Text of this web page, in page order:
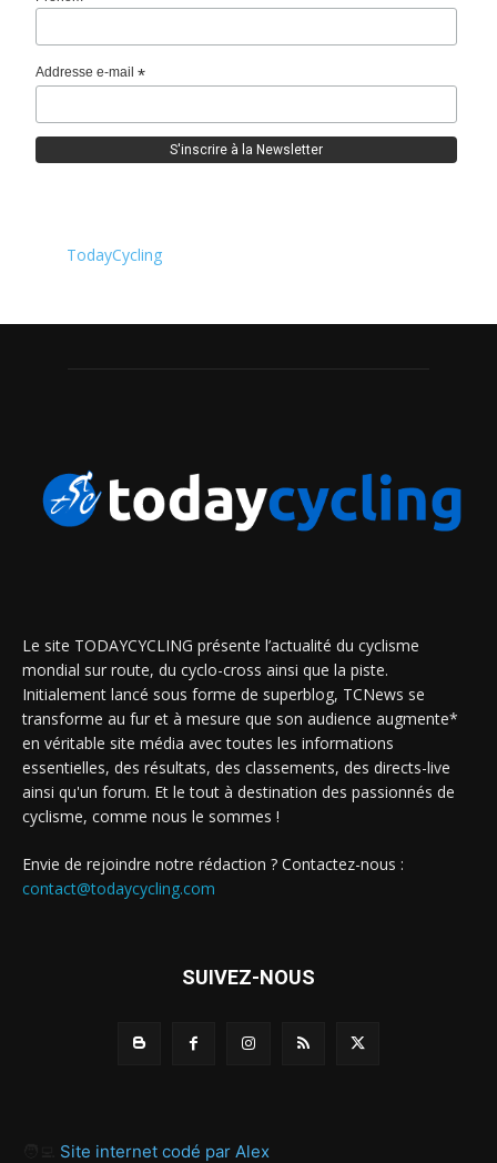
Addresse e-mail*
TodayCycling
Le site TODAYCYCLING présente l’actualité du cyclisme
mondial sur route, du cyclo-cross ainsi que la piste.
Initialement lancé sous forme de superblog, TCNews se
transforme au fur et à mesure que son audience augmente*
en véritable site média avec toutes les informations
essentielles, des résultats, des classements, des directs-live
ainsi qu'un forum. Et le tout à destination des passionnés de
cyclisme, comme nous le sommes !
Envie de rejoindre notre rédaction ? Contactez-nous :
contact@todaycycling.com
SUIVEZ-NOUS
Site internet codé par Alex